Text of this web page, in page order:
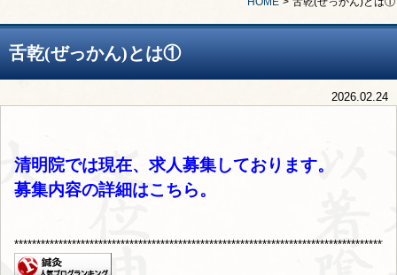
舌乾(ぜっかん)とは①
2026.02.24
清明院では現在、求人募集しております。
募集内容の詳細はこちら。